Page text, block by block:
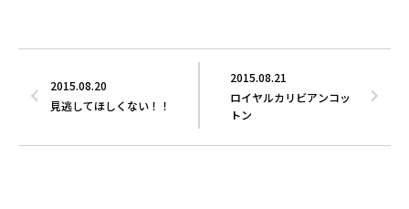
2015.08.21
ロイヤルカリビアンコッ
トン
2015.08.20
見逃してほしくない！！